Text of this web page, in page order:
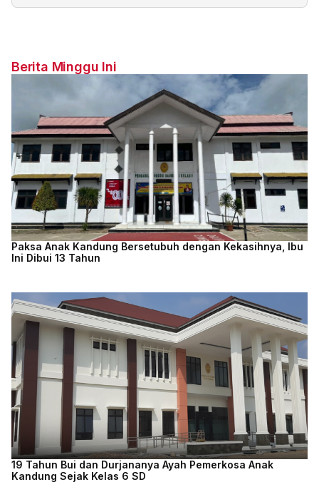
Berita Minggu Ini
Paksa Anak Kandung Bersetubuh dengan Kekasihnya, Ibu
Ini Dibui 13 Tahun
19 Tahun Bui dan Durjananya Ayah Pemerkosa Anak
Kandung Sejak Kelas 6 SD